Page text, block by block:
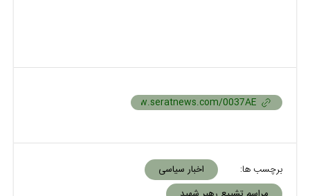
برچسب ها:
اخبار سیاسی